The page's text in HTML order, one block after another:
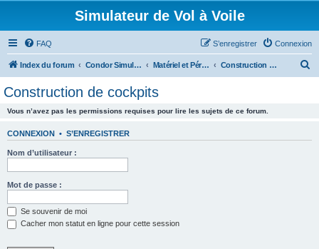
Simulateur de Vol à Voile
FAQ Connexion
S’enregistrer
Index du forum Condor Simulateur de Vol à Voile Matériel et Périphériques Construction de cockpits
Construction de cockpits
Vous n’avez pas les permissions requises pour lire les sujets de ce forum.
CONNEXION • S’ENREGISTRER
Nom d’utilisateur :
Mot de passe :
Se souvenir de moi
Cacher mon statut en ligne pour cette session